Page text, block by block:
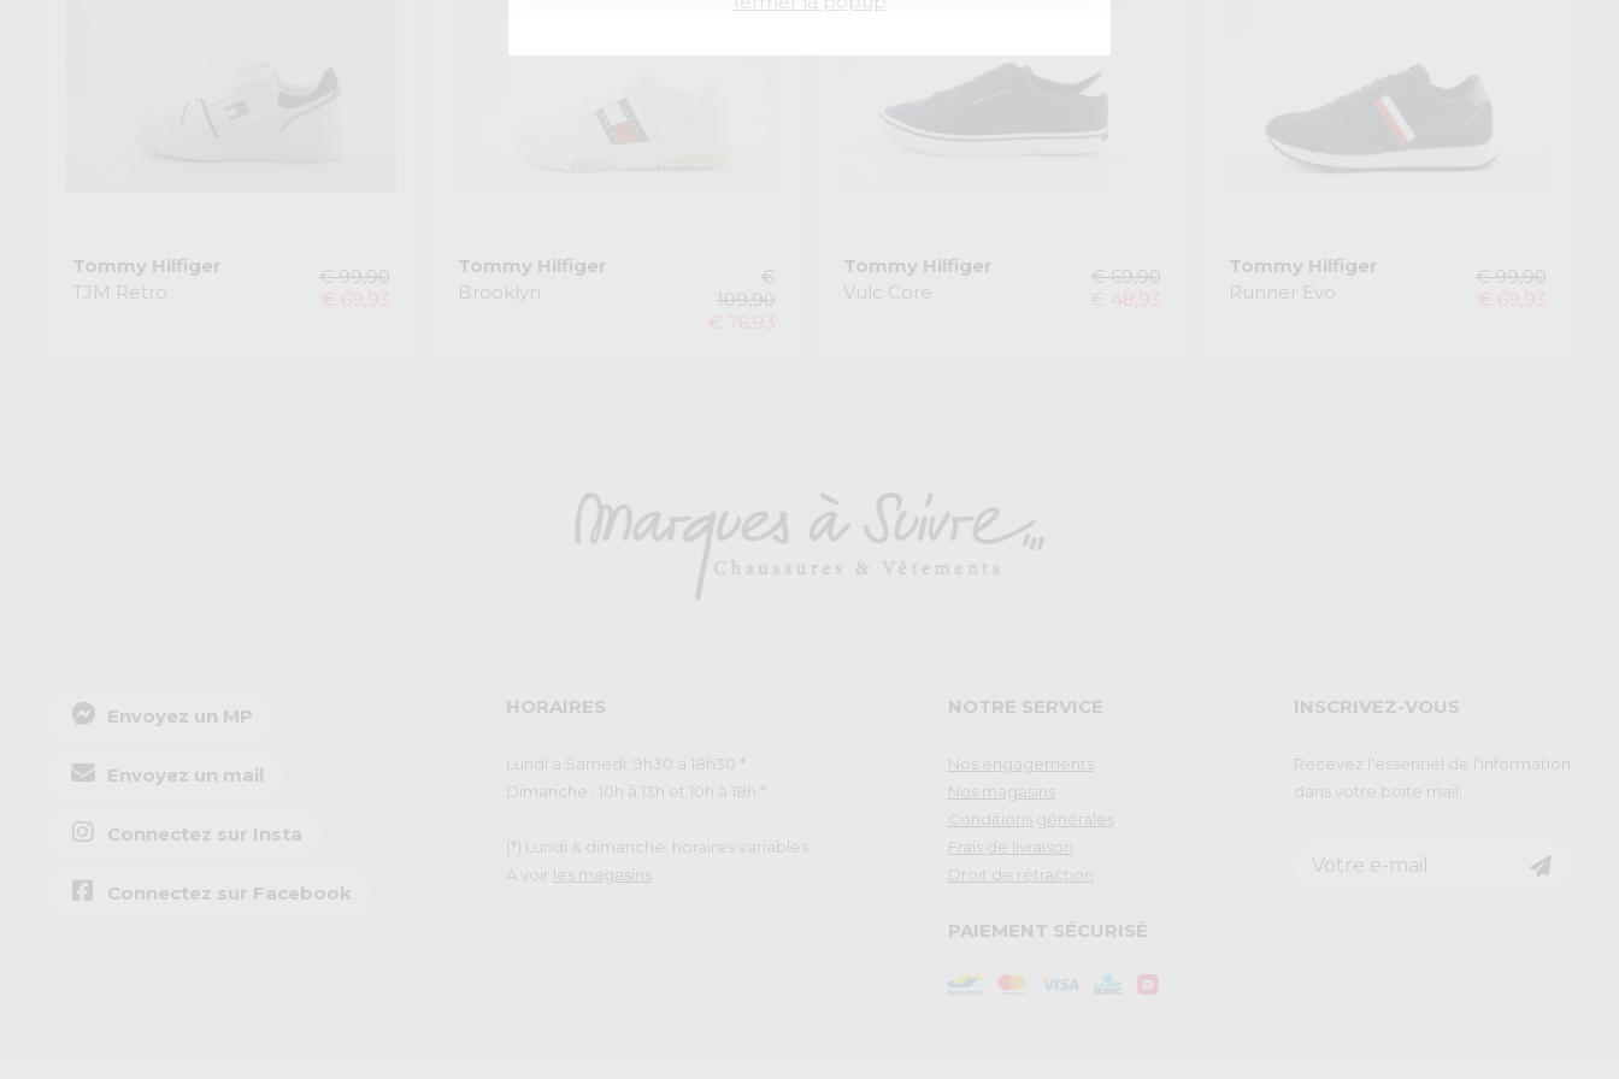
Tommy Hilfiger
TJM Retro
€ 99,90
€ 69,93
Tommy Hilfiger
Brooklyn
€
109,90
€ 76,93
Tommy Hilfiger
Vulc Core
€ 69,90
€ 48,93
Tommy Hilfiger
Runner Evo
€ 99,90
€ 69,93
Envoyez un MP
Envoyez un mail
Connectez sur Insta
Connectez sur Facebook
HORAIRES
Lundi à Samedi: 9h30 à 18h30 *
Dimanche : 10h à 13h et 10h à 18h *
(*) Lundi & dimanche: horaires variables.
A voir les magasins
NOTRE SERVICE
Nos engagements
Nos magasins
Conditions générales
Frais de livraison
Droit de rétraction
PAIEMENT SÉCURISÉ
INSCRIVEZ-VOUS
Recevez l'essentiel de l'information
dans votre boite mail: